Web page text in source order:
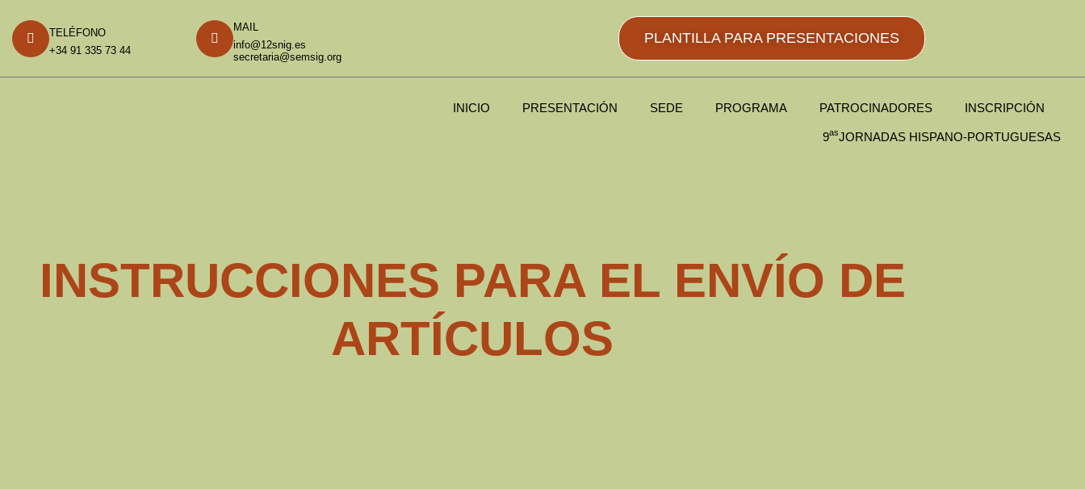
TELÉFONO
+34 91 335 73 44
MAIL
info@12snig.es
secretaria@semsig.org
PLANTILLA PARA PRESENTACIONES
INICIO PRESENTACIÓN SEDE PROGRAMA PATROCINADORES INSCRIPCIÓN
9asJORNADAS HISPANO-PORTUGUESAS
INSTRUCCIONES PARA EL ENVÍO DE
ARTÍCULOS